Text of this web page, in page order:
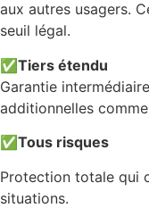
aux autres usagers.
seuil légal.
✅Tiers étendu
Garantie
additionnelles
✅Tous risques
Protection totale qui
situations.